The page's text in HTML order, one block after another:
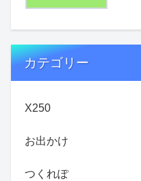
カテゴリー
X250
お出かけ
つくれぽ